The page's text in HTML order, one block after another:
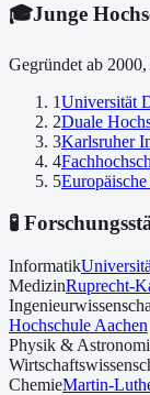
🎓Junge
Gegründet ab
1Universität
2Duale
3Karlsruher
4
5
🧪
Informatik
MedizinRuprecht-
Hochschule Aachen
Physik &
ChemieMartin-